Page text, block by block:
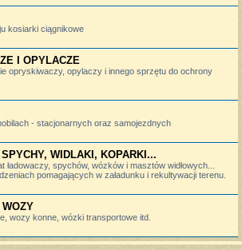
kosiarki ciągnikowe
I OPYLACZE
opryskiwaczy, opylaczy i innego sprzętu do ochrony
- stacjonarnych oraz samojezdnych
WIDLAKI, KOPARKI...
ładowaczy, spychów, wózków i masztów widłowych...
pomagających w załadunku i rekultywacji terenu.
wozy konne, wózki transportowe itd.